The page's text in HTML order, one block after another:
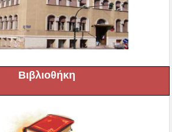
Βιβλιοθήκη